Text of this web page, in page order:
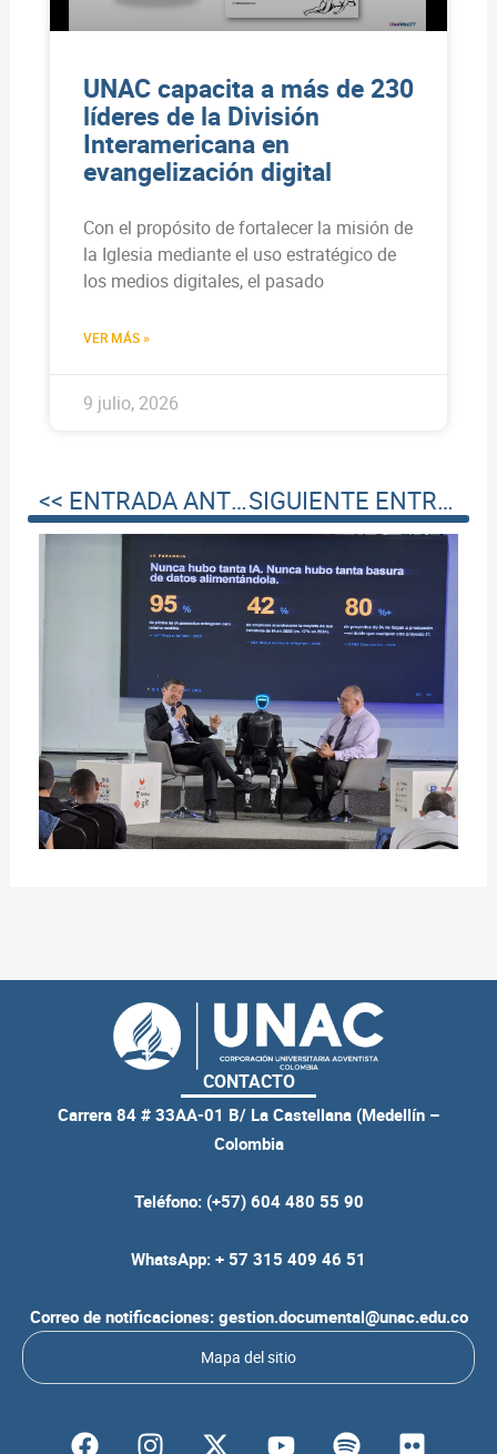
UNAC capacita a más de 230
líderes de la División
Interamericana en
evangelización digital
Con el propósito de fortalecer la misión de
la Iglesia mediante el uso estratégico de
los medios digitales, el pasado
VER MÁS »
9 julio, 2026
<< ENTRADA ANTERIOR SIGUIENTE ENTRADA >>
CONTACTO
Carrera 84 # 33AA-01 B/ La Castellana (Medellín –
Colombia
Teléfono: (+57) 604 480 55 90
WhatsApp: + 57 315 409 46 51
Correo de notificaciones: gestion.documental@unac.edu.co
Mapa del sitio
F I Y S F